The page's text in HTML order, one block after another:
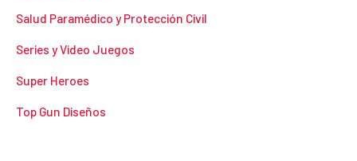
Salud Paramédico y Protección Civil
Series y Video Juegos
Super Heroes
Top Gun Diseños